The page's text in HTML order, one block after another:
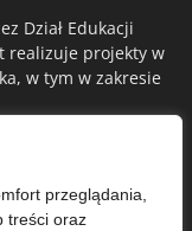
przeglądania,
treści oraz
Dział Edukacji
realizuje projekty w
w tym w zakresie